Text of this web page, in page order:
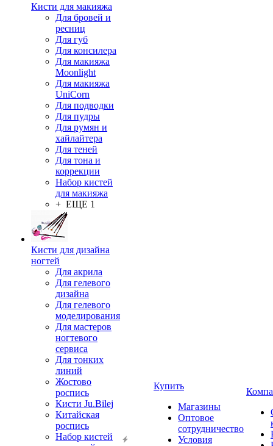
Кисти для макияжа
Для бровей и
ресниц
Для губ
Для консилера
Для макияжа
Moonlight
Для макияжа
UniCorn
Для подводки
Для пудры
Для румян и
хайлайтера
Для теней
Для тона и
коррекции
Набор кистей
для макияжа
+ ЕЩЕ 1
Кисти для дизайна
ногтей
Для акрила
Для гелевого
дизайна
Для гелевого
моделирования
Для мастеров
ногтевого
сервиса
Для тонких
линий
Жостово
роспись
Кисти Ju.Bilej
Китайская
роспись
Набор кистей
Купить
Магазины
Оптовое
сотрудничество
Условия